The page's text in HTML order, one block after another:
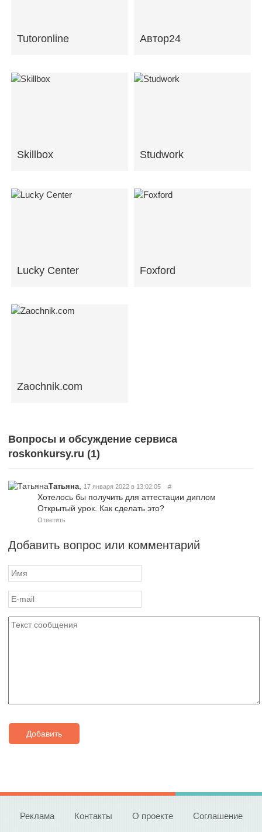
Tutoronline Автор24
Skillbox Studwork
Lucky Center Foxford
Zaochnik.com
Вопросы и обсуждение сервиса
roskonkursy.ru (1)
Татьяна 17 января 2022 в 13:02:05 #
Хотелось бы получить для аттестации диплом
Открытый урок. Как сделать это?
Ответить
Добавить вопрос или комментарий
Добавить
Реклама Контакты О проекте Соглашение